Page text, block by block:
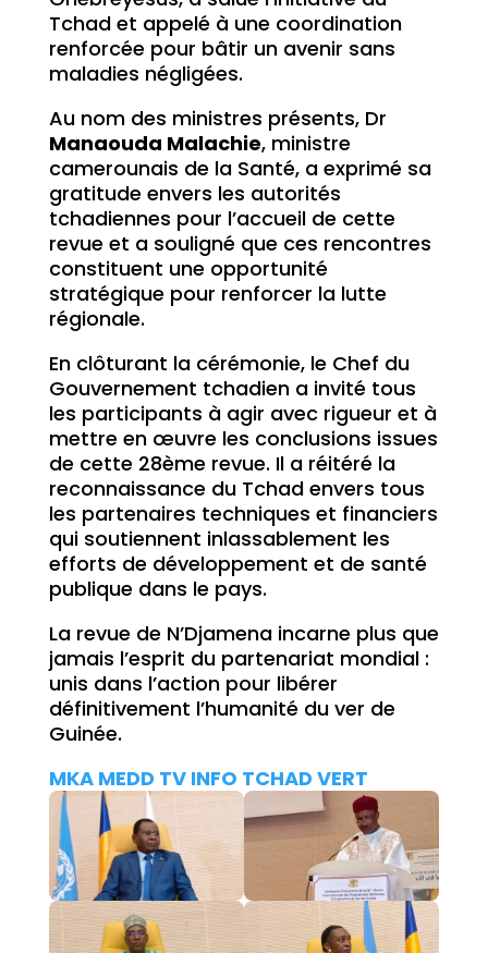
Tchad et appelé à une coordination
renforcée pour bâtir un avenir sans
maladies négligées.
Au nom des ministres présents, Dr
Manaouda Malachie, ministre
camerounais de la Santé, a exprimé sa
gratitude envers les autorités
tchadiennes pour l’accueil de cette
revue et a souligné que ces rencontres
constituent une opportunité
stratégique pour renforcer la lutte
régionale.
En clôturant la cérémonie, le Chef du
Gouvernement tchadien a invité tous
les participants à agir avec rigueur et à
mettre en œuvre les conclusions issues
de cette 28ème revue. Il a réitéré la
reconnaissance du Tchad envers tous
les partenaires techniques et financiers
qui soutiennent inlassablement les
efforts de développement et de santé
publique dans le pays.
La revue de N’Djamena incarne plus que
jamais l’esprit du partenariat mondial :
unis dans l’action pour libérer
définitivement l’humanité du ver de
Guinée.
MKA MEDD TV INFO TCHAD VERT